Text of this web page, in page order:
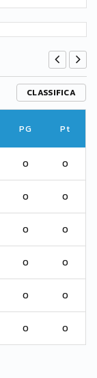
CLASSIFICA
PG Pt
0 0
0 0
0 0
0 0
0 0
0 0